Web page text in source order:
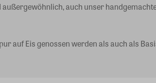
auch unser
auf Eis genossen werden als auch als